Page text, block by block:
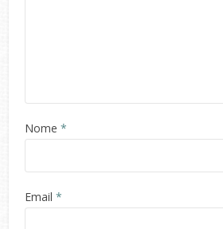
Nome *
Email *